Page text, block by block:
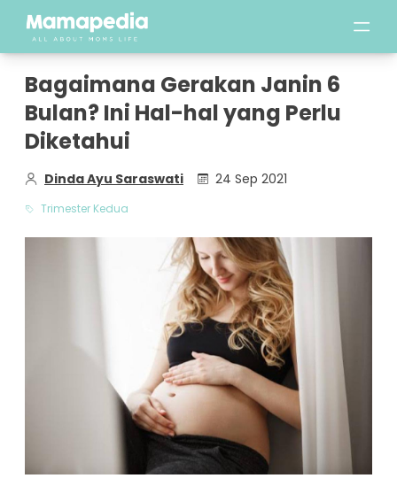
Bagaimana Gerakan Janin 6
Bulan? Ini Hal-hal yang Perlu
Diketahui
Dinda Ayu Saraswati 24 Sep 2021
Trimester Kedua